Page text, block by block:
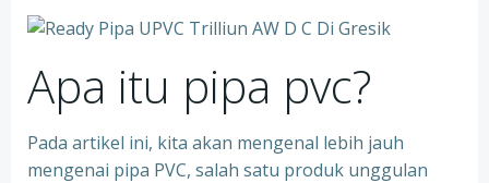
Apa itu pipa pvc?
Pada artikel ini, kita akan mengenal lebih jauh
mengenai pipa PVC, salah satu produk unggulan